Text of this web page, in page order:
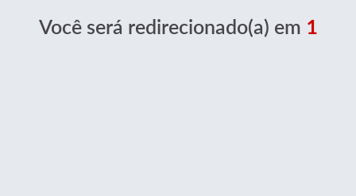
Você será redirecionado(a) em 1